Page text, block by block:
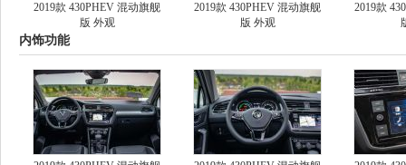
2019款 430PHEV 混动旗舰
版 外观
2019款 430PHEV 混动旗舰
版 外观
2019款
内饰功能